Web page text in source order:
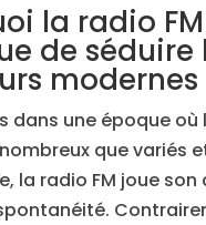
la radio FM
de séduire
modernes
dans une époque où
que variés
la radio FM joue